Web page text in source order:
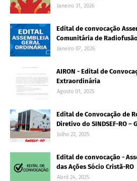
Janeiro 31, 2026
Edital de convocação
Comunitária de
Janeiro 07, 2026
AIRON - Edital de
Extraordinária
Agosto 01, 2025
Edital de Convocação de
Diretivo do SINDSEF-RO –
Julho 22, 2025
Edital de convocação -
das Ações Sócio Cristã-RO
Abril 24, 2025